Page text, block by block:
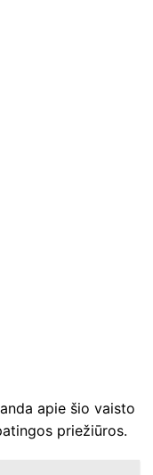
apie šio vaisto
priežiūros.